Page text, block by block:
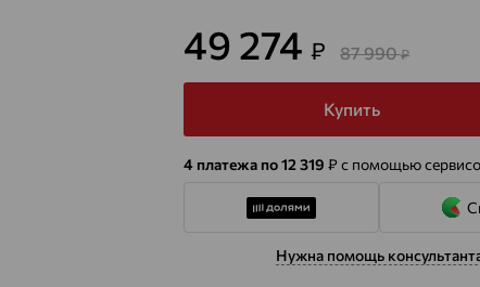
49 274 ₽ 87 990₽
Купить
4 платежа по 12 319 ₽с помощью
Нужна помощь